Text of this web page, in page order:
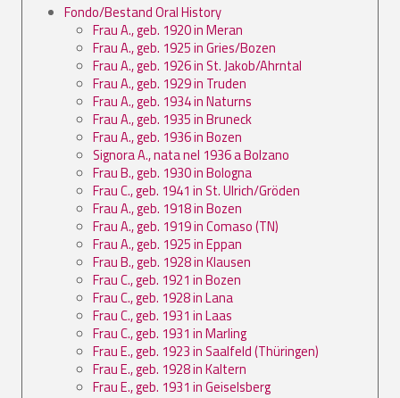
Fondo/Bestand Oral History
Frau A., geb. 1920 in Meran
Frau A., geb. 1925 in Gries/Bozen
Frau A., geb. 1926 in St. Jakob/Ahrntal
Frau A., geb. 1929 in Truden
Frau A., geb. 1934 in Naturns
Frau A., geb. 1935 in Bruneck
Frau A., geb. 1936 in Bozen
Signora A., nata nel 1936 a Bolzano
Frau B., geb. 1930 in Bologna
Frau C., geb. 1941 in St. Ulrich/Gröden
Frau A., geb. 1918 in Bozen
Frau A., geb. 1919 in Comaso (TN)
Frau A., geb. 1925 in Eppan
Frau B., geb. 1928 in Klausen
Frau C., geb. 1921 in Bozen
Frau C., geb. 1928 in Lana
Frau C., geb. 1931 in Laas
Frau C., geb. 1931 in Marling
Frau E., geb. 1923 in Saalfeld (Thüringen)
Frau E., geb. 1928 in Kaltern
Frau E., geb. 1931 in Geiselsberg